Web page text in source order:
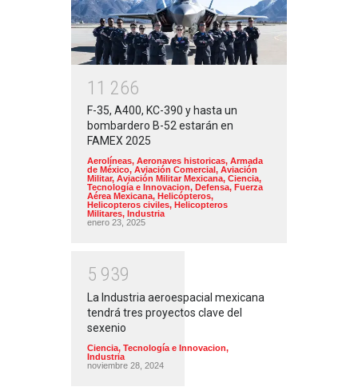
1 1 266
F-35, A400, KC-390 y hasta un
bombardero B-52 estarán en
FAMEX 2025
Aerolíneas, Aeronaves historicas, Armada
de México, Aviación Comercial, Aviación
Militar, Aviación Militar Mexicana, Ciencia,
Tecnología e Innovacion, Defensa, Fuerza
Aérea Mexicana, Helicópteros,
Helicopteros civiles, Helicopteros
Militares, Industria
enero 23, 2025
5 939
La Industria aeroespacial mexicana
tendrá tres proyectos clave del
sexenio
Ciencia, Tecnología e Innovacion,
Industria
noviembre 28, 2024